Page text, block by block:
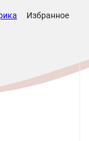
Избранное